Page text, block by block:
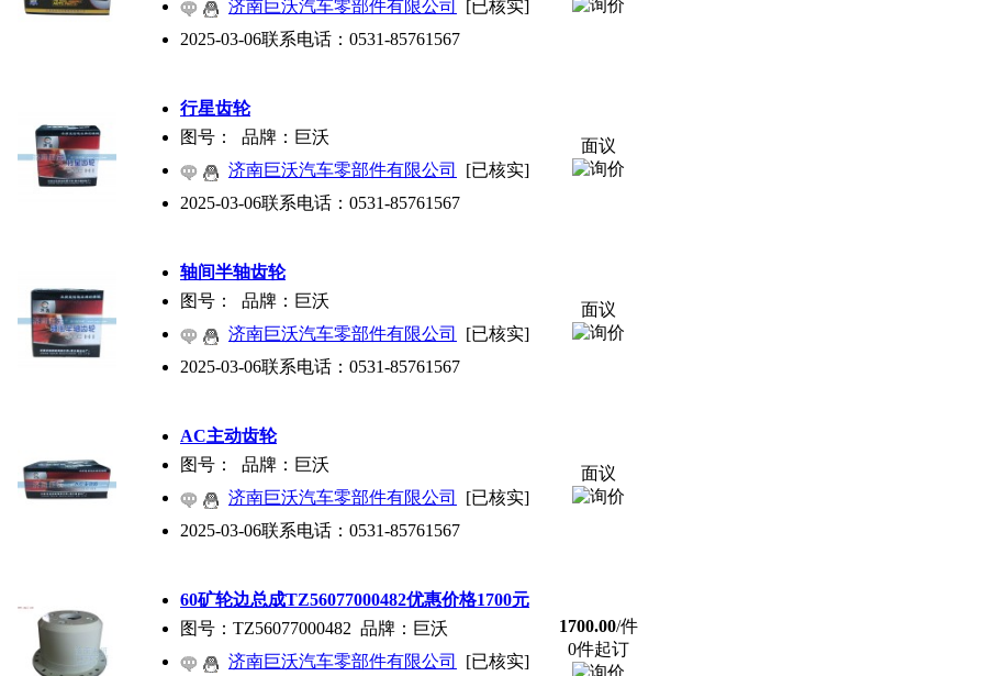
济南巨沃汽车零部件有限公司
[已核实]
2025-03-06联系电话： 0531-85761567
行星齿轮
图号： 品牌：巨沃
济南巨沃汽车零部件有限公司
[已核实]
2025-03-06联系电话： 0531-85761567
面议
轴间半轴齿轮
图号： 品牌：巨沃
济南巨沃汽车零部件有限公司
[已核实]
2025-03-06联系电话： 0531-85761567
面议
AC主动齿轮
图号： 品牌：巨沃
济南巨沃汽车零部件有限公司
[已核实]
2025-03-06联系电话： 0531-85761567
面议
60矿轮边总成TZ56077000482优惠价格1700元
图号：TZ56077000482 品牌：巨沃
济南巨沃汽车零部件有限公司
[已核实]
1700.00/件
0件起订